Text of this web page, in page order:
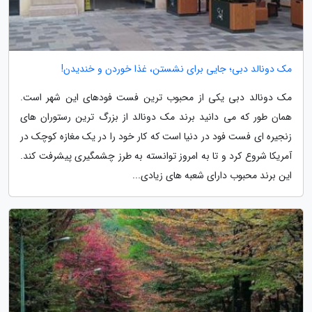
مک دونالد دبی؛ جایی برای نشستن، غذا خوردن و خندیدن!
مک دونالد دبی یکی از محبوب ترین فست فودهای این شهر است.
همان طور که می دانید برند مک دونالد از بزرگ ترین رستوران های
زنجیره ای فست فود در دنیا است که کار خود را در یک مغازه کوچک در
آمریکا شروع کرد و تا به امروز توانسته به طرز چشمگیری پیشرفت کند.
این برند محبوب دارای شعبه های زیادی...